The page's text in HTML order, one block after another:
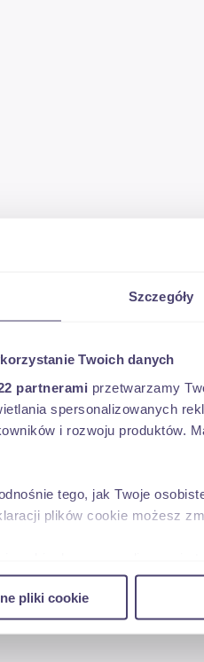
Szczegóły
Twoich danych
partnerami przetwarzamy
spersonalizowanych
i rozwoju produktów.
tego, jak Twoje
plików cookie możesz
o tym, jak korzystasz
Partnerzy mogą
korzystania z ich usług.
pliki cookie